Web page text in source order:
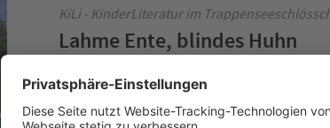
KiLi - KinderLiteratur im
Lahme Ente, blindes Huhn